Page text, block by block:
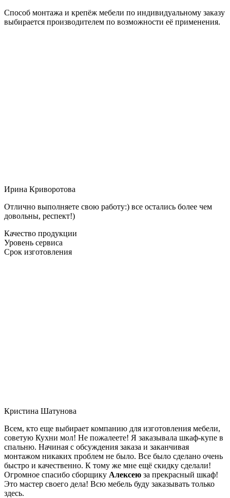
Способ монтажа и крепёж мебели по индивидуальному заказу
выбирается производителем по возможности её применения.
Ирина Криворотова
Отлично выполняете свою работу:) все остались более чем
довольны, респект!)
Качество продукции
Уровень сервиса
Срок изготовления
Кристина Шатунова
Всем, кто еще выбирает компанию для изготовления мебели,
советую Кухни мол! Не пожалеете! Я заказывала шкаф-купе в
спальню. Начиная с обсуждения заказа и заканчивая
монтажом никаких проблем не было. Все было сделано очень
быстро и качественно. К тому же мне ещё скидку сделали!
Огромное спасибо сборщику Алексею за прекрасный шкаф!
Это мастер своего дела! Всю мебель буду заказывать только
здесь.